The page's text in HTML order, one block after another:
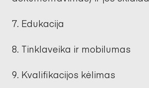
Edukacija
Tinklaveika ir mobilumas
Kvalifikacijos kėlimas